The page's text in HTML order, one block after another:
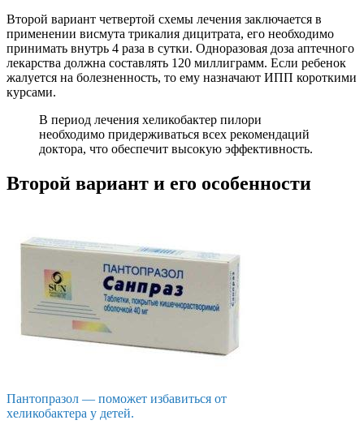
Второй вариант четвертой схемы лечения заключается в
применении висмута трикалия дицитрата, его необходимо
принимать внутрь 4 раза в сутки. Одноразовая доза аптечного
лекарства должна составлять 120 миллиграмм. Если ребенок
жалуется на болезненность, то ему назначают ИПП короткими
курсами.
В период лечения хеликобактер пилори
необходимо придерживаться всех рекомендаций
доктора, что обеспечит высокую эффективность.
Второй вариант и его особенности
Пантопразол — поможет избавиться от
хеликобактера у детей.